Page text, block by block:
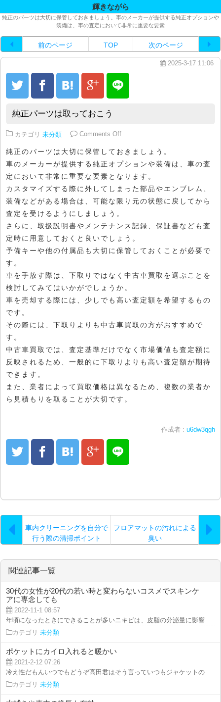
輝きながら
純正のパーツは大切に保管しておきましょう。車のメーカーが提供する純正オプションや
装備は、車の査定において非常に重要な要素
前のページ TOP 次のページ
2025-3-17 11:06
純正パーツは取っておこう
カテゴリ 未分類 Comments Offon 純正パーツは取っておこう
純正のパーツは大切に保管しておきましょう。
車のメーカーが提供する純正オプションや装備は、車の査
定において非常に重要な要素となります。
カスタマイズする際に外してしまった部品やエンブレム、
装備などがある場合は、可能な限り元の状態に戻してから
査定を受けるようにしましょう。
さらに、取扱説明書やメンテナンス記録、保証書なども査
定時に用意しておくと良いでしょう。
予備キーや他の付属品も大切に保管しておくことが必要で
す。
車を手放す際は、下取りではなく中古車買取を選ぶことを
検討してみてはいかがでしょうか。
車を売却する際には、少しでも高い査定額を希望するもの
です。
その際には、下取りよりも中古車買取の方がおすすめで
す。
中古車買取では、査定基準だけでなく市場価値も査定額に
反映されるため、一般的に下取りよりも高い査定額が期待
できます。
また、業者によって買取価格は異なるため、複数の業者か
ら見積もりを取ることが大切です。
作成者 : u6dw3qgh
車内クリーニングを自分で
行う際の清掃ポイント
フロアマットの汚れによる
臭い
関連記事一覧
30代の女性が20代の若い時と変わらないコスメでスキンケ
アに専念しても
2022-11-1 08:57
年頃になったときにできることが多いニキビは、皮脂の分泌量に影響され
カテゴリ 未分類
ポケットにカイロ入れると暖かい
2021-2-12 07:26
冷え性だもんいつでもどうぞ高田君はそう言っていつもジャケットのポケ
カテゴリ 未分類